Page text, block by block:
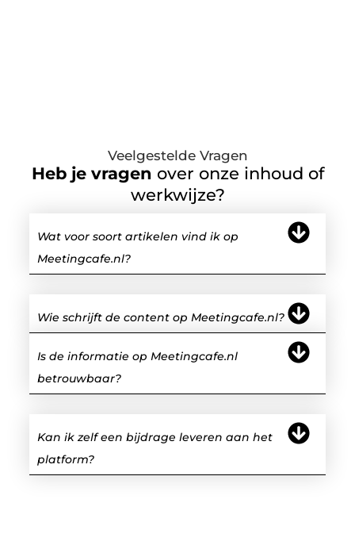
Veelgestelde Vragen
Heb je vragen over onze inhoud of
werkwijze?
Wat voor soort artikelen vind ik op
Meetingcafe.nl?
Wie schrijft de content op Meetingcafe.nl?
Is de informatie op Meetingcafe.nl
betrouwbaar?
Kan ik zelf een bijdrage leveren aan het
platform?